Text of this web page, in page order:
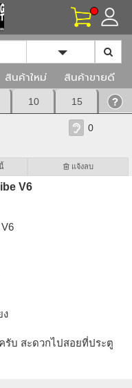
Toggle
สินค้าใหม่ สินค้าขายดี
10 15
0
แจ้งลบ
V6
ง
รับ สะดวกไปสอยที่ประตู